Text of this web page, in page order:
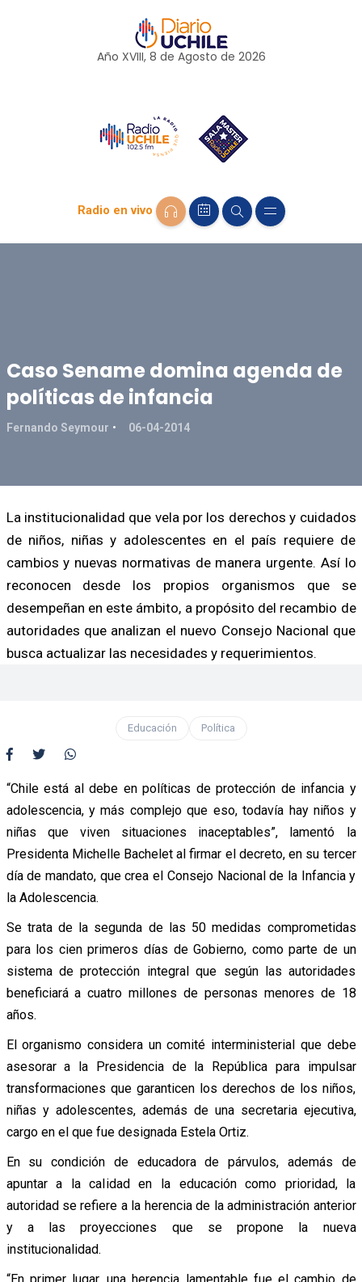
Año XVIII, 8 de Agosto de 2026
Radio en vivo
Caso Sename domina agenda de
políticas de infancia
Fernando Seymour 06-04-2014
La institucionalidad que vela por los derechos y cuidados
de niños, niñas y adolescentes en el país requiere de
cambios y nuevas normativas de manera urgente. Así lo
reconocen desde los propios organismos que se
desempeñan en este ámbito, a propósito del recambio de
autoridades que analizan el nuevo Consejo Nacional que
busca actualizar las necesidades y requerimientos.
Educación Política
“Chile está al debe en políticas de protección de infancia y
adolescencia, y más complejo que eso, todavía hay niños y
niñas que viven situaciones inaceptables”, lamentó la
Presidenta Michelle Bachelet al firmar el decreto, en su tercer
día de mandato, que crea el Consejo Nacional de la Infancia y
la Adolescencia.
Se trata de la segunda de las 50 medidas comprometidas
para los cien primeros días de Gobierno, como parte de un
sistema de protección integral que según las autoridades
beneficiará a cuatro millones de personas menores de 18
años.
El organismo considera un comité interministerial que debe
asesorar a la Presidencia de la República para impulsar
transformaciones que garanticen los derechos de los niños,
niñas y adolescentes, además de una secretaria ejecutiva,
cargo en el que fue designada Estela Ortiz.
En su condición de educadora de párvulos, además de
apuntar a la calidad en la educación como prioridad, la
autoridad se refiere a la herencia de la administración anterior
y a las proyecciones que se propone la nueva
institucionalidad.
“En primer lugar, una herencia lamentable fue el cambio de